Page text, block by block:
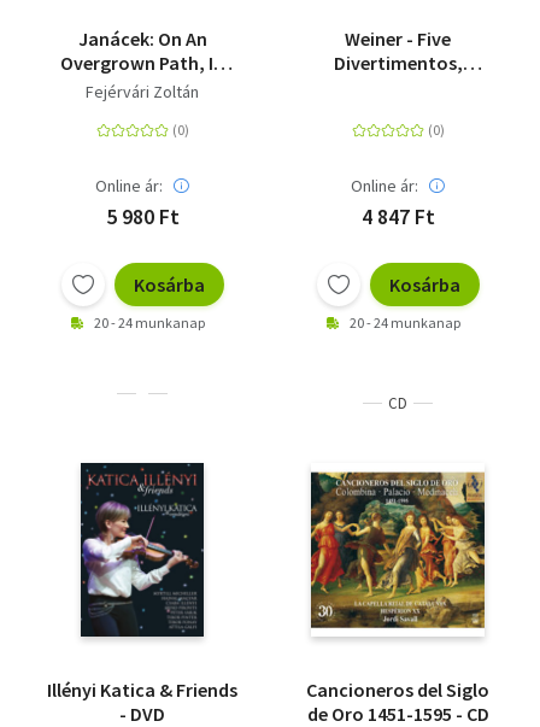
Janácek: On An
Overgrown Path, In
The Mists, Sonata
Fejérvári Zoltán
Online ár:
5 980 Ft
Kosárba
20 - 24 munkanap
Weiner - Five
Divertimentos,
Symphony Orchestra,
Online ár:
4 847 Ft
Kosárba
20 - 24 munkanap
Illényi Katica & Friends
- DVD
CD
Cancioneros del Siglo
de Oro 1451-1595 - CD